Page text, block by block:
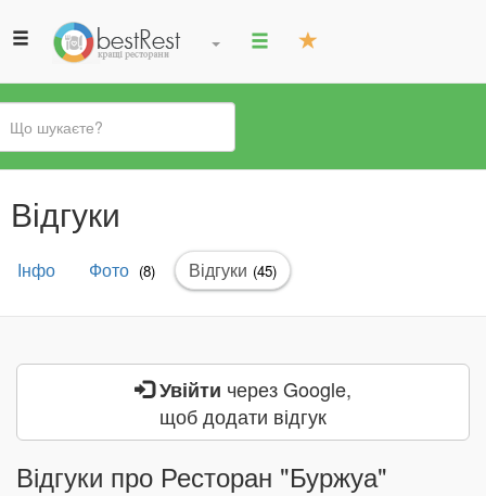
Ви
єВідгуки
Первинні
Інфо Фото (8) Відгуки (активна
вкладка)
(45)
Увійти через Google,
щоб додати відгук
Відгуки про Ресторан "Буржуа"